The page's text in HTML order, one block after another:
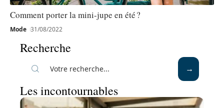
Comment porter la mini-jupe en été ?
Mode 31/08/2022
Recherche
Les incontournables